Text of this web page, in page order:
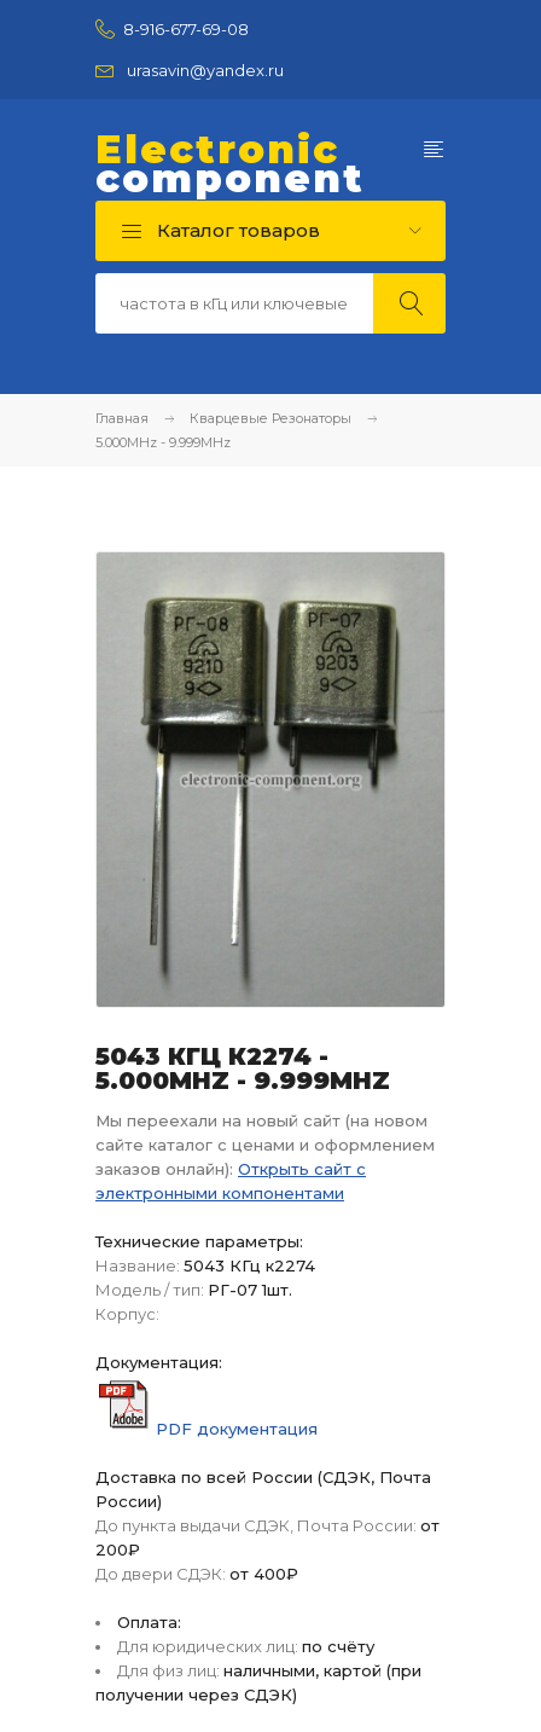
8-916-677-69-08
urasavin@yandex.ru
Electronic
component
Каталог товаров
Главная
Кварцевые Резонаторы
5.000MHz - 9.999MHz
5043 КГЦ К2274 -
5.000MHZ - 9.999MHZ
Мы переехали на новый сайт (на новом
сайте каталог с ценами и оформлением
заказов онлайн): Открыть сайт с
электронными компонентами
Технические параметры:
Название: 5043 КГц к2274
Модель / тип: РГ-07 1шт.
Корпус:
Документация:
PDF документация
Доставка по всей России (СДЭК, Почта
России)
До пункта выдачи СДЭК, Почта России: от
200₽
До двери СДЭК: от 400₽
Оплата:
Для юридических лиц: по счёту
Для физ лиц: наличными, картой (при
получении через СДЭК)